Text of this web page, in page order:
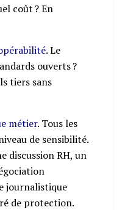
coût ? En
. Le
ouverts ?
tiers sans
métier. Tous les
de sensibilité.
discussion RH, un
journalistique
de protection.